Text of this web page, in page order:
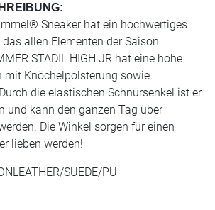
Sneaker hat ein hochwertiges
allen Elementen der Saison
STADIL HIGH JR hat eine hohe
mit Knöchelpolsterung sowie
die elastischen Schnürsenkel ist er
und kann den ganzen Tag über
Die Winkel sorgen für einen
lieben werden!
SUEDE/PU